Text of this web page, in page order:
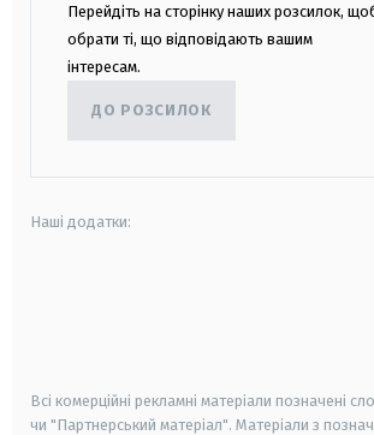
Перейдіть на сторінку наших розсилок,
обрати ті, що відповідають вашим
інтересам.
ДО РОЗСИЛОК
Наші додатки:
Всі комерційні рекламні матеріали позначені
чи "Партнерський матеріал". Матеріали з